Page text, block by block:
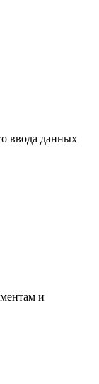
ввода данных
и